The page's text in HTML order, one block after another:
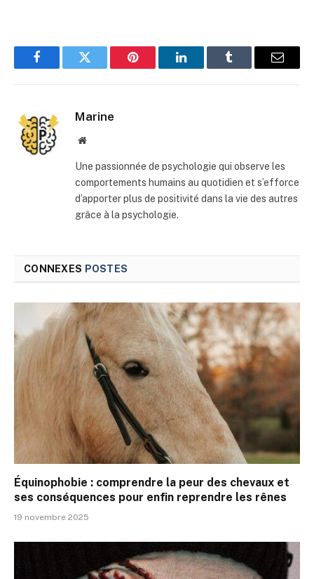
FacebookTwitter Pinterest LinkedInTumblr
E-
Marine
Site
Une passionnée de psychologie qui observe les
comportements humains au quotidien et s’efforce
d’apporter plus de positivité dans la vie des autres
grâce à la psychologie.
CONNEXES POSTES
Équinophobie : comprendre la peur des chevaux et
ses conséquences pour enfin reprendre les rênes
19 novembre 2025